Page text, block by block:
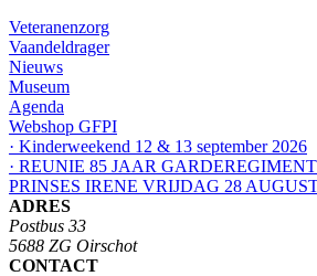
Veteranenzorg
Vaandeldrager
Nieuws
Museum
Agenda
Webshop GFPI
· Kinderweekend 12 & 13 september 2026
· REUNIE 85 JAAR
PRINSES IRENE VRIJDAG 28
ADRES
Postbus 33
5688 ZG Oirschot
CONTACT